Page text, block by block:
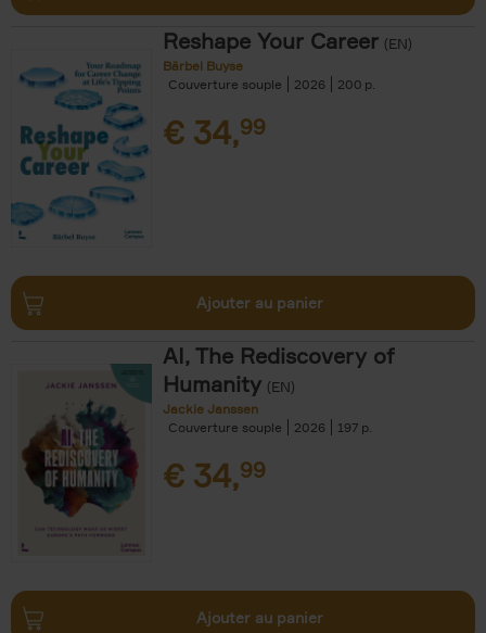
Reshape Your Career (EN)
Bärbel Buyse
Couverture souple
2026 200
€ 34,99
Ajouter au panier
AI, The Rediscovery of
Humanity (EN)
Jackie Janssen
Couverture souple
2026 197
€ 34,99
Ajouter au panier